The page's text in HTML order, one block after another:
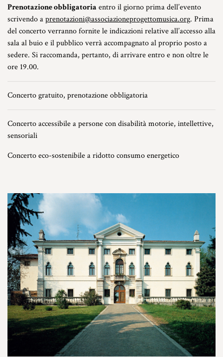
Prenotazione obbligatoria entro il giorno prima dell’evento
scrivendo aprenotazioni@associazioneprogettomusica.org. Prima
del concerto verranno fornite le indicazioni relative all’accesso alla
sala al buio e il pubblico verrà accompagnato al proprio posto a
sedere. Si raccomanda, pertanto, di arrivare entro e non oltre le
ore 19.00.
Concerto gratuito, prenotazione obbligatoria
Concerto accessibile a persone con disabilità motorie, intellettive,
sensoriali
Concerto eco-sostenibile a ridotto consumo energetico